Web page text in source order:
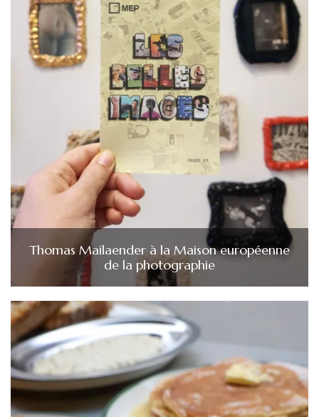
Thomas Mailaender à la Maison européenne
de la photographie